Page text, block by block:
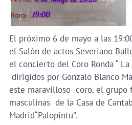
El próximo 6 de mayo a las
el Salón de actos Severiano
el concierto del Coro Ronda “ La
dirigidos por Gonzalo Blanco
este maravilloso coro, el grupo
masculinas de la Casa de
Madrid“Palopintu”.